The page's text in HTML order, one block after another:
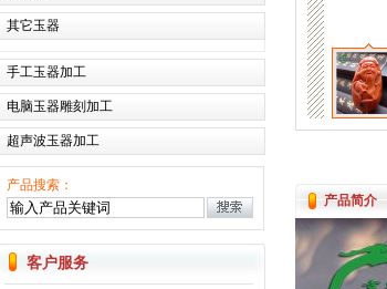
其它玉器
手工玉器加工
电脑玉器雕刻加工
超声波玉器加工
产品搜索：
客户服务
产品简介